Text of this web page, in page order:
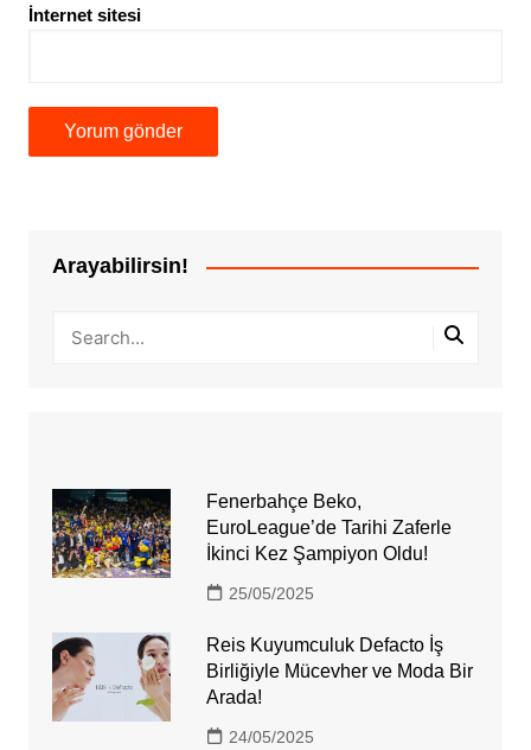
İnternet sitesi
Arayabilirsin!
Fenerbahçe Beko,
EuroLeague’de Tarihi Zaferle
İkinci Kez Şampiyon Oldu!
25/05/2025
Reis Kuyumculuk Defacto İş
Birliğiyle Mücevher ve Moda Bir
Arada!
24/05/2025